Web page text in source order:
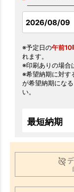
※予定日の午前10
れます。
※印刷ありの場合
※希望納期に対す
が希望納期にな
い。
最短納期